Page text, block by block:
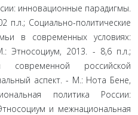
инновационные парадигмы.
Социально-политические
в современных условиях:
Этносоциум, 2013. - 8,6 п.л.;
современной российской
аспект. - М.: Нота Бене,
политика России:
и межнациональная